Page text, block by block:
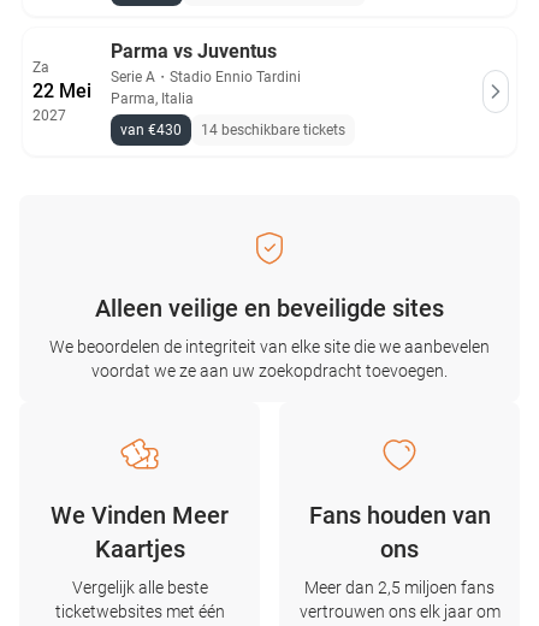
Za
22 Mei
2027
Parma vs Juventus
Serie A ・ Stadio Ennio Tardini
Parma, Italia
van €430
14 beschikbare tickets
Alleen veilige en beveiligde sites
We beoordelen de integriteit van elke site die we aanbevelen
voordat we ze aan uw zoekopdracht toevoegen.
We Vinden Meer
Kaartjes
Vergelijk alle beste
ticketwebsites met één
Fans houden van
ons
Meer dan 2,5 miljoen fans
vertrouwen ons elk jaar om